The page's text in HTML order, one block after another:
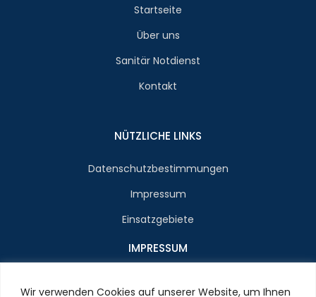
Wir verwenden Cookies auf unserer Website, um Ihnen
Startseite
Über uns
Sanitär Notdienst
Kontakt
NÜTZLICHE LINKS
Datenschutzbestimmungen
Impressum
Einsatzgebiete
IMPRESSUM